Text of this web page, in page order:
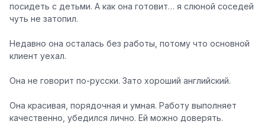
посидеть с детьми. А как она готовит… я слюной соседей
чуть не затопил.
Недавно она осталась без работы, потому что основной
клиент уехал.
Она не говорит по-русски. Зато хороший английский.
Она красивая, порядочная и умная. Работу выполняет
качественно, убедился лично. Ей можно доверять.